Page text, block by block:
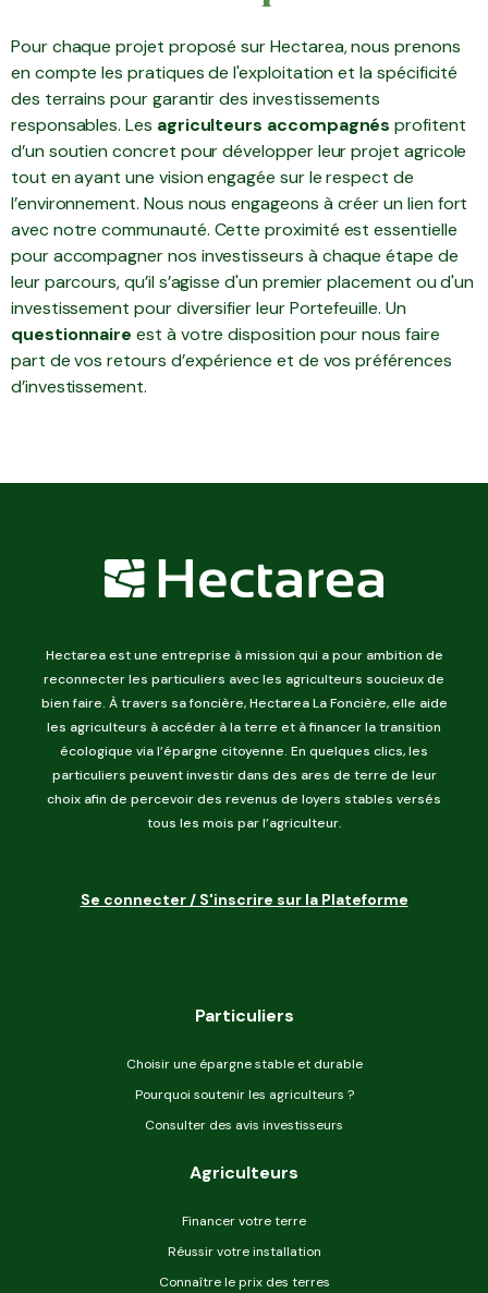
Pour chaque projet proposé sur Hectarea, nous prenons
en compte les pratiques de l'exploitation et la spécificité
des terrains pour garantir des investissements
responsables. Les agriculteurs accompagnés profitent
d’un soutien concret pour développer leur projet agricole
tout en ayant une vision engagée sur le respect de
l’environnement. Nous nous engageons à créer un lien fort
avec notre communauté. Cette proximité est essentielle
pour accompagner nos investisseurs à chaque étape de
leur parcours, qu’il s’agisse d'un premier placement ou d'un
investissement pour diversifier leur Portefeuille. Un
questionnaire est à votre disposition pour nous faire
part de vos retours d’expérience et de vos préférences
d’investissement.
Hectarea est une entreprise à mission qui a pour ambition de
reconnecter les particuliers avec les agriculteurs soucieux de
bien faire. À travers sa foncière, Hectarea La Foncière, elle aide
les agriculteurs à accéder à la terre et à financer la transition
écologique via l’épargne citoyenne. En quelques clics, les
particuliers peuvent investir dans des ares de terre de leur
choix afin de percevoir des revenus de loyers stables versés
tous les mois par l’agriculteur.
Se connecter / S'inscrire sur la Plateforme
Particuliers
Choisir une épargne stable et durable
Pourquoi soutenir les agriculteurs ?
Consulter des avis investisseurs
Agriculteurs
Financer votre terre
Réussir votre installation
Connaître le prix des terres